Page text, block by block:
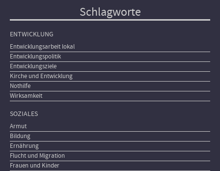
Schlagworte
ENTWICKLUNG
Entwicklungsarbeit lokal
Entwicklungspolitik
Entwicklungsziele
Kirche und Entwicklung
Nothilfe
Wirksamkeit
SOZIALES
Armut
Bildung
Ernährung
Flucht und Migration
Frauen und Kinder